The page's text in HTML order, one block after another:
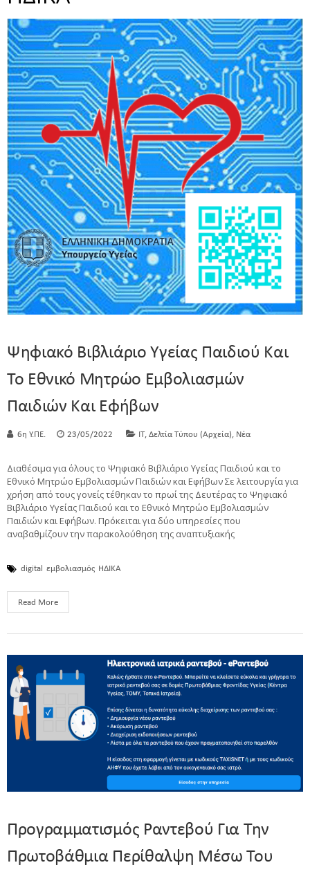
Ψηφιακό Βιβλιάριο Υγείας Παιδιού Και
Το Εθνικό Μητρώο Εμβολιασμών
Παιδιών Και Εφήβων
6η Υ.ΠΕ. 23/05/2022 IT, Δελτία Τύπου (Αρχεία) Νέα
Διαθέσιμα για όλους το Ψηφιακό Βιβλιάριο Υγείας Παιδιού και το
Εθνικό Μητρώο Εμβολιασμών Παιδιών και Εφήβων Σε λειτουργία για
χρήση από τους γονείς τέθηκαν το πρωί της Δευτέρας το Ψηφιακό
Βιβλιάριο Υγείας Παιδιού και το Εθνικό Μητρώο Εμβολιασμών
Παιδιών και Εφήβων. Πρόκειται για δύο υπηρεσίες που
αναβαθμίζουν την παρακολούθηση της αναπτυξιακής
digital εμβολιασμός ΗΔΙΚΑ
Read More
Προγραμματισμός Ραντεβού Για Την
Πρωτοβάθμια Περίθαλψη Μέσω Του